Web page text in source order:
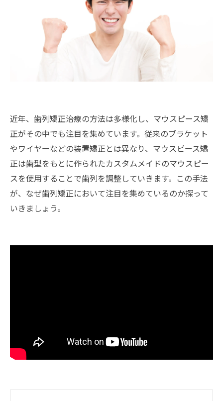
近年、歯列矯正治療の方法は多様化し、マウスピース矯
正がその中でも注目を集めています。従来のブラケット
やワイヤーなどの装置矯正とは異なり、マウスピース矯
正は歯型をもとに作られたカスタムメイドのマウスピー
スを使用することで歯列を調整していきます。この手法
が、なぜ歯列矯正において注目を集めているのか探って
いきましょう。